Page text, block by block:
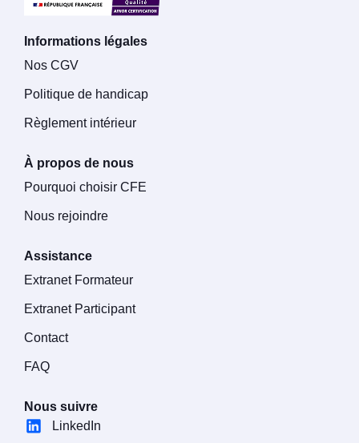
Informations légales
Nos CGV
Politique de handicap
Règlement intérieur
À propos de nous
Pourquoi choisir CFE
Nous rejoindre
Assistance
Extranet Formateur
Extranet Participant
Contact
FAQ
Nous suivre
LinkedIn